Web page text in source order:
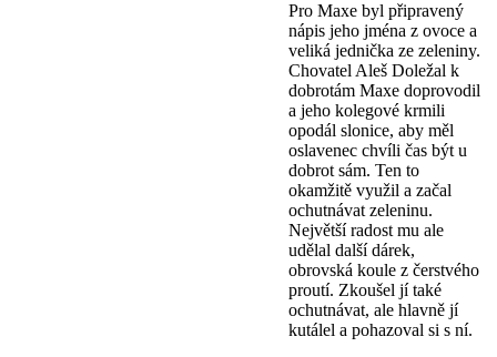
Pro Maxe byl připravený
nápis jeho jména z ovoce a
veliká jednička ze zeleniny.
Chovatel Aleš Doležal k
dobrotám Maxe doprovodil
a jeho kolegové krmili
opodál slonice, aby měl
oslavenec chvíli čas být u
dobrot sám. Ten to
okamžitě využil a začal
ochutnávat zeleninu.
Největší radost mu ale
udělal další dárek,
obrovská koule z čerstvého
proutí. Zkoušel jí také
ochutnávat, ale hlavně jí
kutálel a pohazoval si s ní.